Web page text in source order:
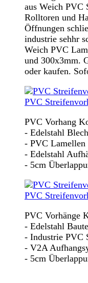
aus Weich PVC
Rolltoren und
Öffnungen
industrie sehhr
Weich PVC
und 300x3mm.
oder kaufen.
PVC
PVC Vorhang
- Edelstahl
- PVC Lamellen
- Edelstahl
- 5cm
PVC
PVC Vorhänge
- Edelstahl
- Industrie PVC
- V2A
- 5cm